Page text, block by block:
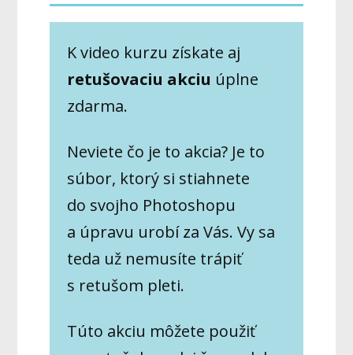
K video kurzu získate aj
retušovaciu akciu úplne
zdarma.
Neviete čo je to akcia? Je to
súbor, ktorý si stiahnete
do svojho Photoshopu
a úpravu urobí za Vás. Vy sa
teda už nemusíte trápiť
s retušom pleti.
Túto akciu môžete použiť